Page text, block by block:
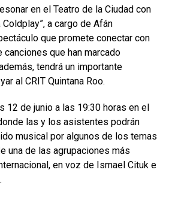
en el Teatro de la Ciudad con
a cargo de Afán
que promete conectar con
que han marcado
tendrá un importante
al CRIT Quintana Roo.
12 de junio a las 19:30 horas en el
las y los asistentes podrán
musical por algunos de los temas
una de las agrupaciones más
en voz de Ismael Cituk e